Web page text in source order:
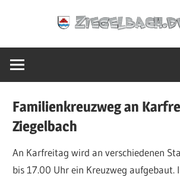
Familienkreuzweg an
Ziegelbach
An Karfreitag wird an verschiedenen
bis 17.00 Uhr ein Kreuzweg aufgebaut.